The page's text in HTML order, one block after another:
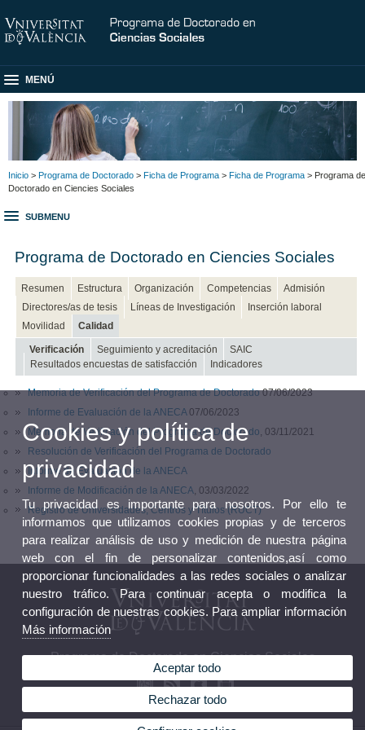
MENÚ
Inicio > Programa de Doctorado > Ficha de Programa > Ficha de Programa > Programa de
Doctorado en Ciencies Sociales
SUBMENU
Programa de Doctorado en Ciencies Sociales
Resumen Estructura Organización Competencias
Admisión
Directores/as de tesis
Líneas de Investigación
Inserción laboral
Movilidad
Calidad
Verificación Seguimiento y acreditación
SAIC
Resultados encuestas de satisfacción
Indicadores
Memoria de Verificación del Programa de Doctorado07/06/2023
Informe de Evaluación de la ANECA 07/06/2023
Memoria de Verificación del Programa de Doctorado , 03/11/2021
Resolución de Verificación del Programa de Doctorado
Informe de Evaluación de la ANECA
Informe de Modificación de la ANECA , 03/03/2022
Registro de Universidades, Centros y Títulos (RUCT)
Programa de Doctorado en Ciencias Sociales
Cookies y política de
privacidad
Tu privacidad es importante para nosotros. Por ello te
informamos que utilizamos cookies propias y de terceros
para realizar análisis de uso y medición de nuestra página
web con el fin de personalizar contenidos,así como
proporcionar funcionalidades a las redes sociales o analizar
nuestro tráfico. Para continuar acepta o modifica la
configuración de nuestras cookies. Para ampliar información
Más información
Aceptar todo
Rechazar todo